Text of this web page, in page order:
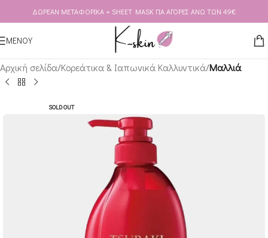
Skip to navigation
Skip to main content
ΔΩΡΕΑΝ ΜΕΤΑΦΟΡΙΚΑ + SHEET MASK ΓΙΑ ΑΓΟΡΕΣ ΑΝΩ ΤΩΝ 49€
ΜΕΝΟΥ
Αρχική σελίδα Κορεάτικα & Ιαπωνικά Καλλυντικά Μαλλιά
SOLD OUT